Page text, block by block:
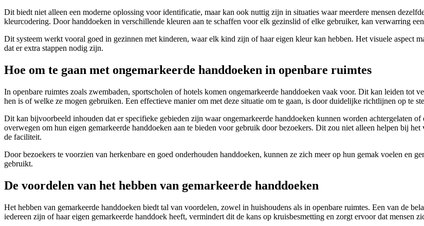
Dit biedt niet alleen een moderne oplossing voor identificatie, maar kan ook nuttig zijn in situaties waar meerdere mensen
kleurcodering. Door handdoeken in verschillende kleuren aan te schaffen voor elk gezinslid of elke gebruiker, kan verwarring
Dit systeem werkt vooral goed in gezinnen met kinderen, waar elk kind zijn of haar eigen kleur kan hebben. Het visuele aspect
dat er extra stappen nodig zijn.
Hoe om te gaan met ongemarkeerde handdoeken in openbare ruimtes
In openbare ruimtes zoals zwembaden, sportscholen of hotels komen ongemarkeerde handdoeken vaak voor. Dit kan leiden tot
hen is of welke ze mogen gebruiken. Een effectieve manier om met deze situatie om te gaan, is door duidelijke richtlijnen op te
Dit kan bijvoorbeeld inhouden dat er specifieke gebieden zijn waar ongemarkeerde handdoeken kunnen worden achtergelaten
overwegen om hun eigen gemarkeerde handdoeken aan te bieden voor gebruik door bezoekers. Dit zou niet alleen helpen bij
de faciliteit.
Door bezoekers te voorzien van herkenbare en goed onderhouden handdoeken, kunnen ze zich meer op hun gemak voelen en
gebruikt.
De voordelen van het hebben van gemarkeerde handdoeken
Het hebben van gemarkeerde handdoeken biedt tal van voordelen, zowel in huishoudens als in openbare ruimtes. Een van de
iedereen zijn of haar eigen gemarkeerde handdoek heeft, vermindert dit de kans op kruisbesmetting en zorgt ervoor dat mensen